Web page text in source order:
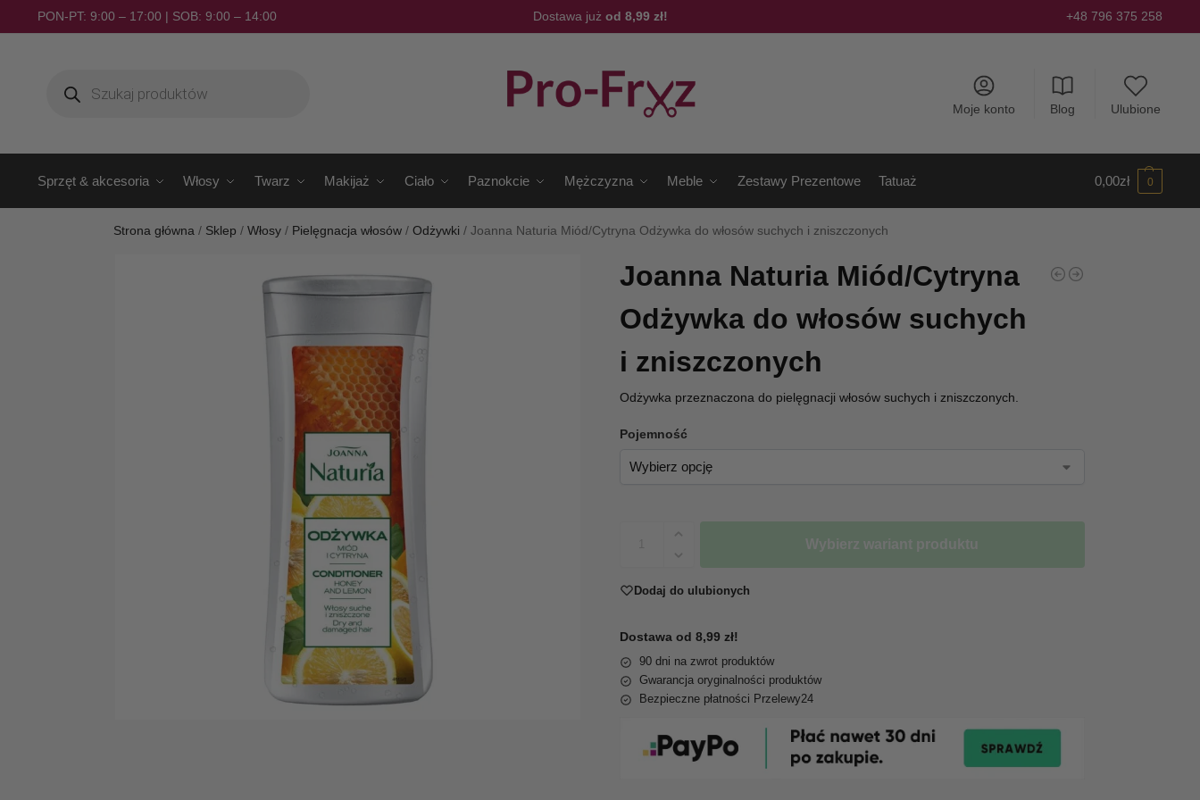
PON-PT: 9:00 – 17:00 | SOB: 9:00 – 14:00 Dostawa już od 8,99 zł! +48 796 375 258
Moje konto Blog Ulubione
Sprzęt & akcesoria Włosy Twarz Makijaż Ciało Paznokcie Mężczyzna Meble Zestawy Prezentowe Tatuaż 0,00zł 0
Strona główna / Sklep /Włosy / Pielęgnacja włosów /Odżywki /Joanna Naturia Miód/Cytryna Odżywka do włosów suchych i zniszczonych
Joanna Naturia Miód/Cytryna
Odżywka do włosów suchych
i zniszczonych
Odżywka przeznaczona do pielęgnacji włosów suchych i zniszczonych.
Pojemność
Wybierz wariant produktu
Dodaj do ulubionych
Dostawa od 8,99 zł!
90 dni na zwrot produktów
Gwarancja oryginalności produktów
Bezpieczne płatności Przelewy24